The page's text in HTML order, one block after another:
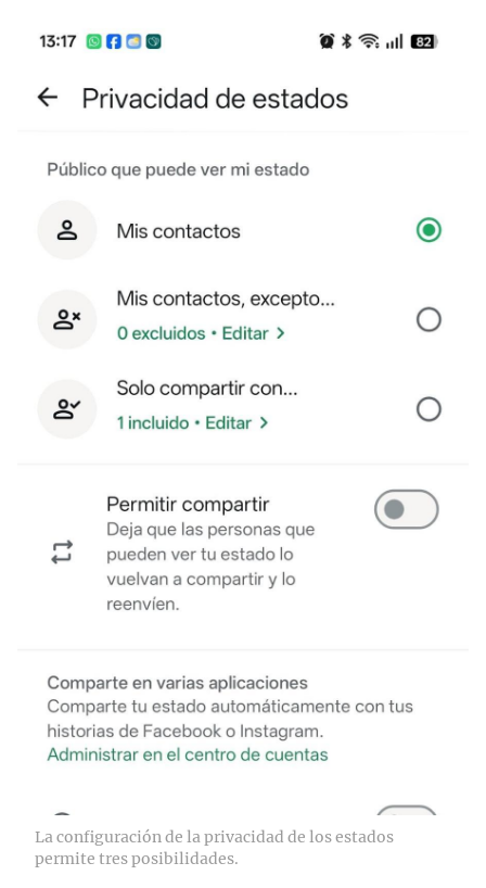
La configuración de la privacidad de los estados
permite tres posibilidades.